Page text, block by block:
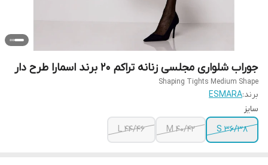
جوراب شلواری مجلسی زنانه تراکم 20 برند اسمارا طرح دار
Shaping Tights Medium Shape
برند:ESMARA
سایز
S 36/38
M 40/42
L 44/46